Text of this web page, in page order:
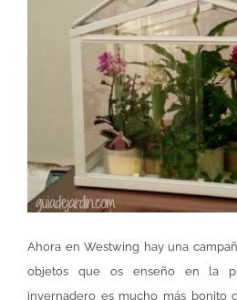
Ahora en Westwing hay una
objetos que os enseño en la
invernadero es mucho más bonito